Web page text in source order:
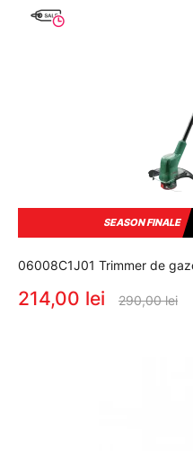
SEASON FINALE
06008C1J01 Trimmer de
214,00 lei 290,00 lei